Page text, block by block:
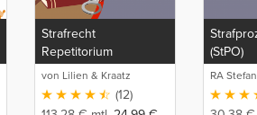
Strafrecht
Repetitorium
von Lilien & Kraatz
(12)
(StPO)
RA